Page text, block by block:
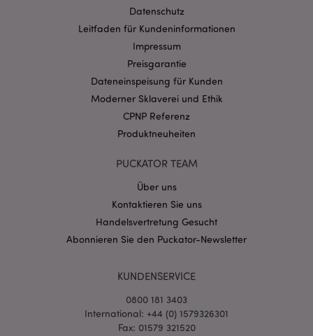
Datenschutz
Leitfaden für Kundeninformationen
Impressum
Preisgarantie
Dateneinspeisung für Kunden
Moderner Sklaverei und Ethik
CPNP Referenz
Produktneuheiten
PUCKATOR TEAM
Über uns
Kontaktieren Sie uns
Handelsvertretung Gesucht
Abonnieren Sie den Puckator-Newsletter
KUNDENSERVICE
0800 181 3403
International: +44 (0) 1579326301
Fax: 01579 321520
Name
Provider
mage-cache-storage-section-
PHPSESSID
PHP.net
Datenschutzbestimmungen von Google